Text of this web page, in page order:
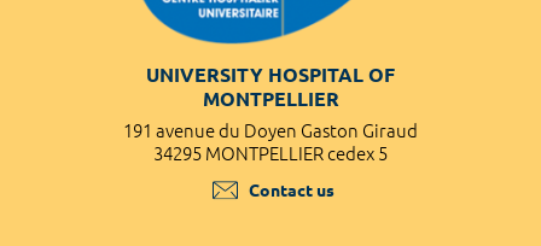
UNIVERSITY HOSPITAL OF
MONTPELLIER
191 avenue du Doyen Gaston Giraud
34295 MONTPELLIER cedex 5
Contact us